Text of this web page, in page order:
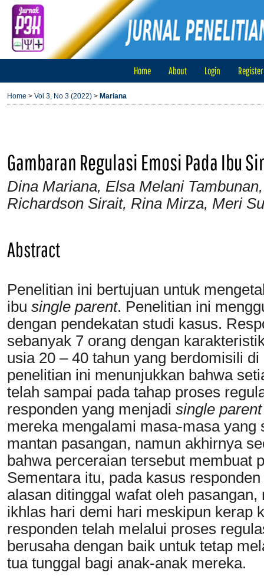
Home About Login Register
Home > Vol 3, No 3 (2022) > Mariana
Gambaran Regulasi Emosi Pada Ibu
Dina Mariana, Elsa Melani
Richardson Sirait, Rina Mirza, Meri
Abstract
Penelitian ini bertujuan untuk
ibu single parent. Penelitian ini
dengan pendekatan studi kasus.
sebanyak 7 orang dengan
usia 20 – 40 tahun yang berdomisili
penelitian ini menunjukkan bahwa
telah sampai pada tahap proses
responden yang menjadi single
mereka mengalami masa-masa yang
mantan pasangan, namun akhirnya
bahwa perceraian tersebut membuat
Sementara itu, pada kasus
alasan ditinggal wafat oleh
ikhlas hari demi hari meskipun kerap
responden telah melalui proses
berusaha dengan baik untuk tetap
tua tunggal bagi anak-anak mereka.